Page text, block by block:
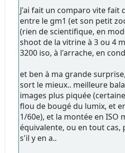
J'ai fait un comparo vite fait
entre le gm1 (et son petit
(rien de scientifique, en
shoot de la vitrine à 3 ou 4
3200 iso, à l'arrache, en
et ben à ma grande
sort le mieux.. meilleure
images plus piquée
flou de bougé du lumix, et
1/60e), et la montée en ISO
équivalente, ou en tout cas,
s'il y en a..